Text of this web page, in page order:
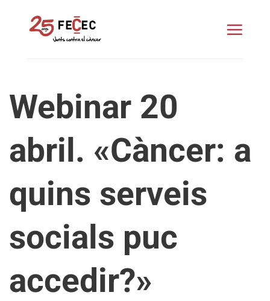
Webinar 20
abril. «Càncer: a
quins serveis
socials puc
accedir?»